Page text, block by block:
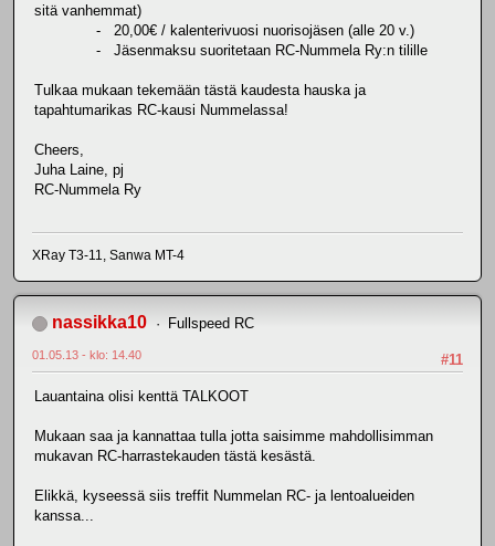
sitä vanhemmat)
- 20,00€ / kalenterivuosi nuorisojäsen (alle 20 v.)
- Jäsenmaksu suoritetaan RC-Nummela Ry:n tilille
Tulkaa mukaan tekemään tästä kaudesta hauska ja
tapahtumarikas RC-kausi Nummelassa!
Cheers,
Juha Laine, pj
RC-Nummela Ry
XRay T3-11, Sanwa MT-4
nassikka10 Fullspeed RC
#11
01.05.13 - klo: 14.40
Lauantaina olisi kenttä TALKOOT
Mukaan saa ja kannattaa tulla jotta saisimme mahdollisimman
mukavan RC-harrastekauden tästä kesästä.
Elikkä, kyseessä siis treffit Nummelan RC- ja lentoalueiden
kanssa...